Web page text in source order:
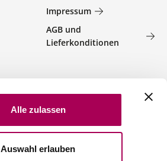
Alle zulassen
Auswahl erlauben
Impressum
AGB und
Lieferkonditionen